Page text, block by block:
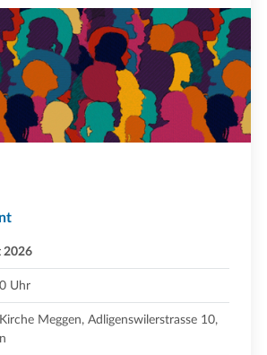
2026
Uhr
Meggen, Adligenswilerstrasse 10,